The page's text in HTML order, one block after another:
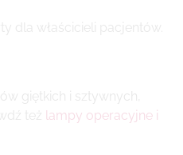
dla właścicieli pacjentów.
giętkich i sztywnych,
też lampy operacyjne i